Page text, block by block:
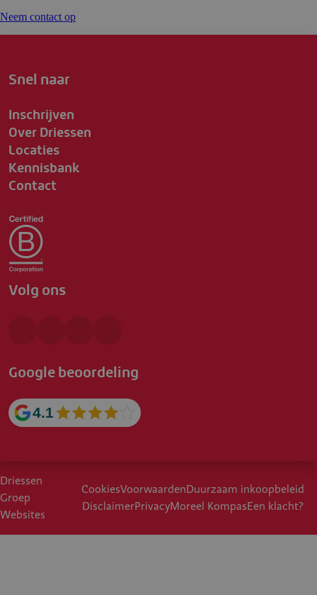
Neem contact op
Snel naar
Inschrijven
Over Driessen
Locaties
Kennisbank
Contact
Volg ons
Google beoordeling
4.1
Driessen
Groep
Websites
CookiesVoorwaardenDuurzaam inkoopbeleid
DisclaimerPrivacyMoreel KompasEen klacht?